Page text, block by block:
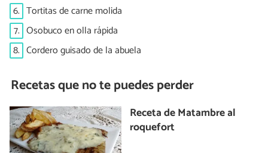
6. Tortitas de carne molida
7. Osobuco en olla rápida
8. Cordero guisado de la abuela
Recetas que no te puedes perder
Receta de Matambre al
roquefort